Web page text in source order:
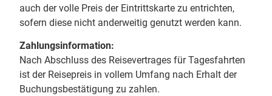
auch der volle Preis der Eintrittskarte zu entrichten,
sofern diese nicht anderweitig genutzt werden kann.
Zahlungsinformation:
Nach Abschluss des Reisevertrages für Tagesfahrten
ist der Reisepreis in vollem Umfang nach Erhalt der
Buchungsbestätigung zu zahlen.